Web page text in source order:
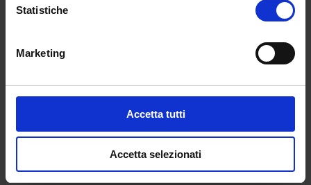
Statistiche
Marketing
Accetta tutti
Accetta selezionati